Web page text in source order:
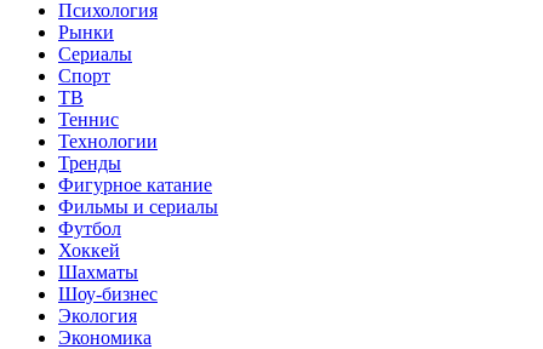
Психология
Рынки
Сериалы
Спорт
ТВ
Теннис
Технологии
Тренды
Фигурное катание
Фильмы и сериалы
Футбол
Хоккей
Шахматы
Шоу-бизнес
Экология
Экономика